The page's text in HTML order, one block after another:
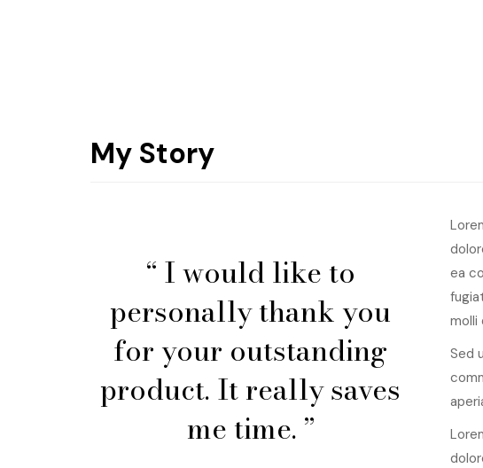
My Story
“ I would like to
personally thank you
for your outstanding
product. It really saves
me time. ”
ea
molli
Sed